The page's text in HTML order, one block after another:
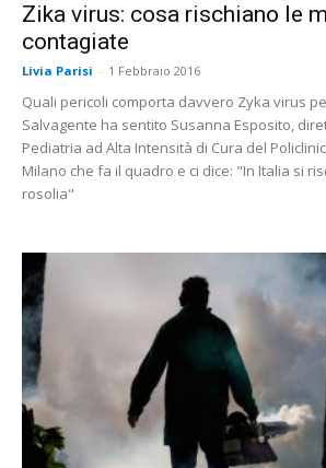
Zika virus: cosa rischiano le
contagiate
Livia Parisi - 1 Febbraio 2016
Quali pericoli comporta davvero Zyka virus
Salvagente ha sentito Susanna Esposito,
Pediatria ad Alta Intensità di Cura del
Milano che fa il quadro e ci dice: "In Italia si
rosolia"